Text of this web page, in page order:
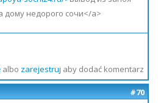
дому недорого сочи</a>
albo zarejestruj aby dodać komentarz
#70